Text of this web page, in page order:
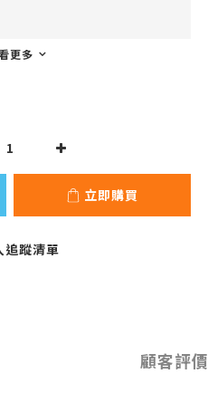
更多
立即購買
追蹤清單
顧客評價